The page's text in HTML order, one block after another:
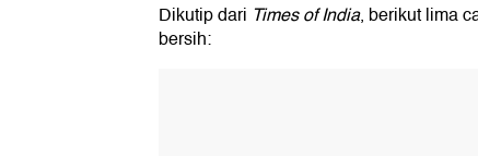
Dikutip dari Times of India, berikut lima
bersih: